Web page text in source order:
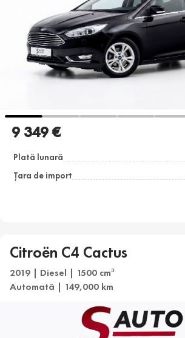
9 349 €
Plată lunară
Țara de import
Citroën C4 Cactus
2019 | Diesel | 1500 cm3
Automată | 149,000 km